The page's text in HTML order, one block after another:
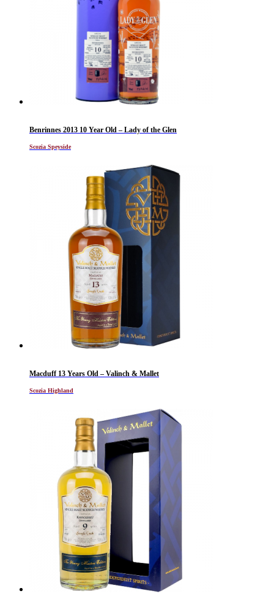
Benrinnes 2013 10 Year Old – Lady of the Glen
Scozia Speyside
Macduff 13 Years Old – Valinch & Mallet
Scozia Highland